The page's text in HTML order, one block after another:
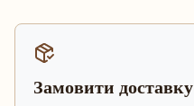
Замовити доставку